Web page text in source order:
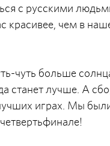
с русскими
красивее, чем в
чуть больше
станет лучше. А
играх. Мы